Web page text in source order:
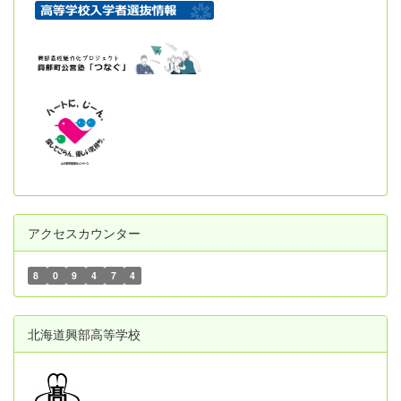
アクセスカウンター
8 0 9 4 7 4
北海道興部高等学校